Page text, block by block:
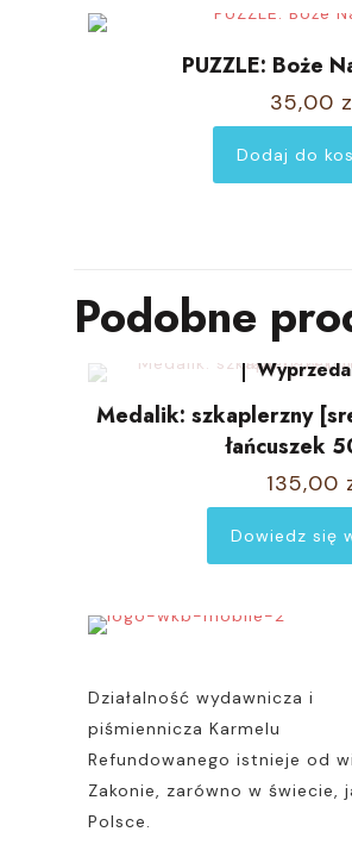
PUZZLE: Boże
35,00
Dodaj do
Podobne
Medalik: szkaplerzny
łańcuszek
135,00
Dowiedz się
Działalność wydawnicza i
piśmiennicza Karmelu
Refundowanego istnieje od
Zakonie, zarówno w świecie,
Polsce.